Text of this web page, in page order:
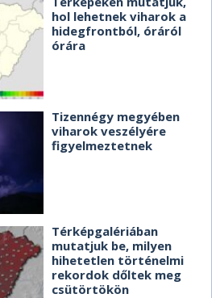
hol lehetnek viharok a
hidegfrontból, óráról
órára
Tizennégy megyében
viharok veszélyére
figyelmeztetnek
Térképgalériában
mutatjuk be, milyen
hihetetlen történelmi
rekordok dőltek meg
csütörtökön